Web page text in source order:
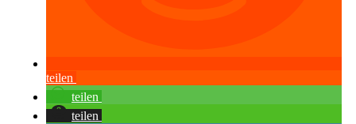
teilen
teilen
teilen